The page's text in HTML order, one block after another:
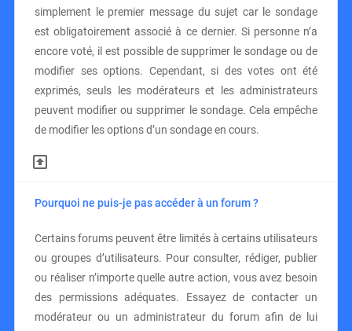
simplement le premier message du sujet car le sondage
est obligatoirement associé à ce dernier. Si personne n’a
encore voté, il est possible de supprimer le sondage ou de
modifier ses options. Cependant, si des votes ont été
exprimés, seuls les modérateurs et les administrateurs
peuvent modifier ou supprimer le sondage. Cela empêche
de modifier les options d’un sondage en cours.
Pourquoi ne puis-je pas accéder à un forum ?
Certains forums peuvent être limités à certains utilisateurs
ou groupes d’utilisateurs. Pour consulter, rédiger, publier
ou réaliser n’importe quelle autre action, vous avez besoin
des permissions adéquates. Essayez de contacter un
modérateur ou un administrateur du forum afin de lui